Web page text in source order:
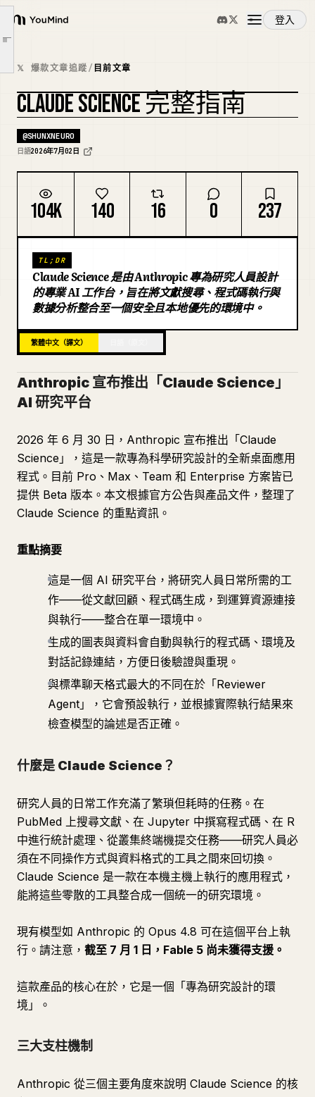
YouMind
登入
概覽
使用案例
技能
提示詞
下載
部落格
更新
文章大綱
三大支柱機制
安全性與資料處理
使用注意事項
總結
𝕏 爆款文章追蹤/ 目前文章
CLAUDE SCIENCE 完整指南
@SHUNXNEURO
日語2026年7月02日
104K 140 16 0 237
TL;DR
Claude Science 是由 Anthropic 專為研究人員設計
的專業 AI 工作台，旨在將文獻搜尋、程式碼執行與
數據分析整合至一個安全且本地優先的環境中。
繁體中文（譯文）
Anthropic 宣布推出「Claude Science」
AI 研究平台
2026 年 6 月 30 日，Anthropic 宣布推出「Claude
Science」，這是一款專為科學研究設計的全新桌面應用
程式。目前 Pro、Max、Team 和 Enterprise 方案皆已
提供 Beta 版本。本文根據官方公告與產品文件，整理了
Claude Science 的重點資訊。
重點摘要
這是一個 AI 研究平台，將研究人員日常所需的工
作——從文獻回顧、程式碼生成，到運算資源連接
與執行——整合在單一環境中。
生成的圖表與資料會自動與執行的程式碼、環境及
對話記錄連結，方便日後驗證與重現。
與標準聊天格式最大的不同在於「Reviewer
Agent」，它會預設執行，並根據實際執行結果來
檢查模型的論述是否正確。
什麼是 Claude Science？
研究人員的日常工作充滿了繁瑣但耗時的任務。在
PubMed 上搜尋文獻、在 Jupyter 中撰寫程式碼、在 R
中進行統計處理、從叢集終端機提交任務——研究人員必
須在不同操作方式與資料格式的工具之間來回切換。
Claude Science 是一款在本機主機上執行的應用程式，
能將這些零散的工具整合成一個統一的研究環境。
現有模型如 Anthropic 的 Opus 4.8 可在這個平台上執
行。請注意， 截至 7 月 1 日，Fable 5 尚未獲得支援。
這款產品的核心在於，它是一個「專為研究設計的環
境」。
三大支柱機制
Anthropic 從三個主要角度來說明 Claude Science 的核